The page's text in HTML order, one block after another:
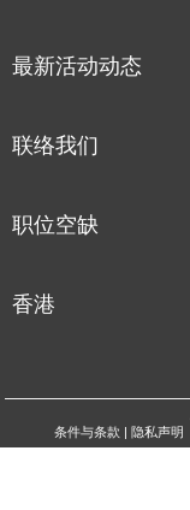
最新活动动态
联络我们
职位空缺
香港
条件与条款 | 隐私声明